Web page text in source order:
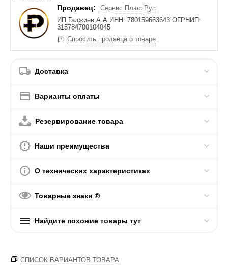
Продавец:
Сервис Плюс Рус
ИП Гаджиев А.А ИНН: 780159663643 ОГРНИП:
315784700104045
Спросить продавца о товаре
Доставка
Варианты оплаты
Резервирование товара
Наши преимущества
О технических характеристиках
Товарные знаки ®
Найдите похожие товары тут
СПИСОК ВАРИАНТОВ ТОВАРА